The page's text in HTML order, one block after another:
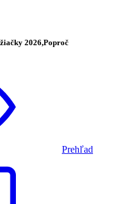
2026,Poproč
Prehľad